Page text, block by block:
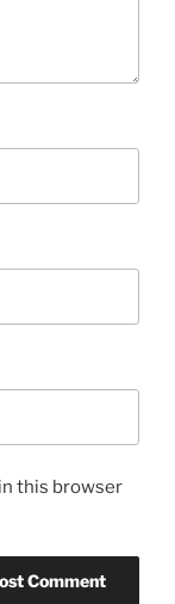
this browser